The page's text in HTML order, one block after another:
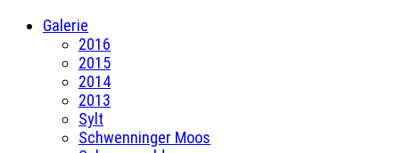
Galerie
2016
2015
2014
2013
Sylt
Schwenninger Moos